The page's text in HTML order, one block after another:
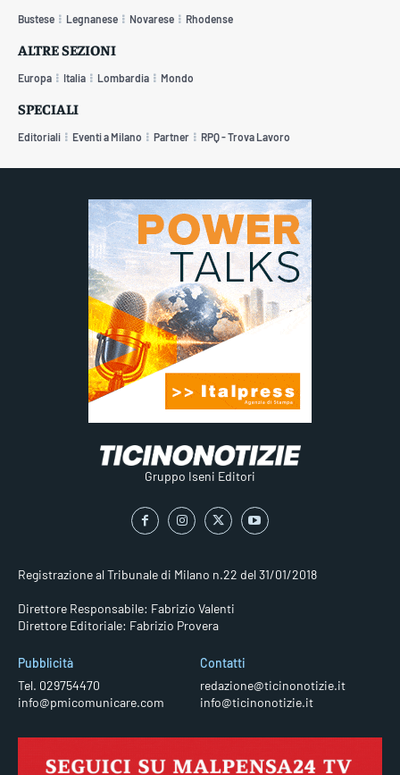
Bustese Legnanese Novarese Rhodense
ALTRE SEZIONI
Europa Italia Lombardia Mondo
SPECIALI
Editoriali Eventi a Milano Partner RPQ - Trova Lavoro
Gruppo Iseni Editori
Registrazione al Tribunale di Milano n.22 del 31/01/2018
Direttore Responsabile: Fabrizio Valenti
Direttore Editoriale: Fabrizio Provera
Pubblicità
Tel. 029754470
info@pmicomunicare.com
Contatti
redazione@ticinonotizie.it
info@ticinonotizie.it